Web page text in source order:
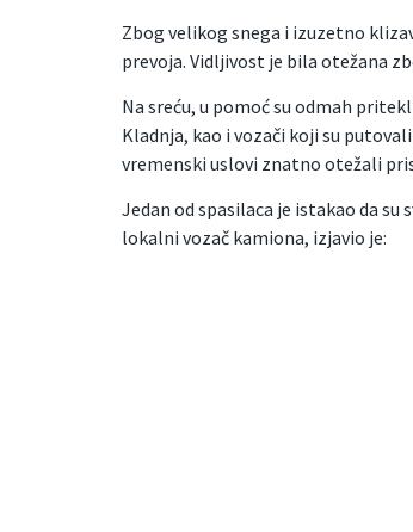
Zbog velikog snega i izuzetno
prevoja. Vidljivost je bila otežana
Na sreću, u pomoć su odmah
Kladnja, kao i vozači koji su
vremenski uslovi znatno otežali
Jedan od spasilaca je istakao da
lokalni vozač kamiona, izjavio je: